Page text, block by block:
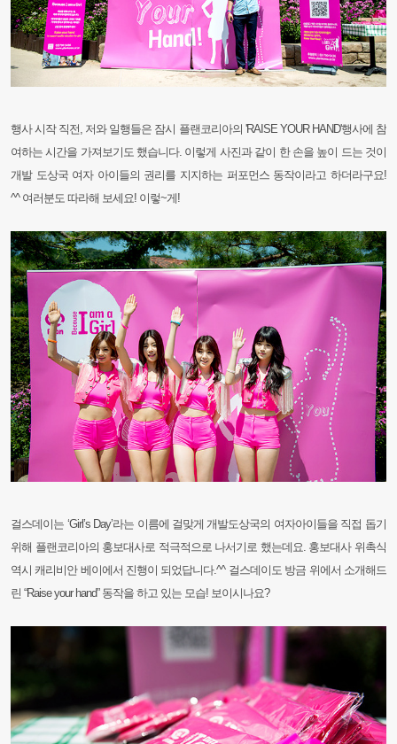
행사 시작 직전, 저와 일행들은 잠시 플랜코리아의 'RAISE YOUR HAND'행사에 참
여하는 시간을 가져보기도 했습니다. 이렇게 사진과 같이 한 손을 높이 드는 것이
개발 도상국 여자 아이들의 권리를 지지하는 퍼포먼스 동작이라고 하더라구요!
^^ 여러분도 따라해 보세요! 이렇~게!
걸스데이는 ‘Girl’s Day’라는 이름에 걸맞게 개발도상국의 여자아이들을 직접 돕기
위해 플랜코리아의 홍보대사로 적극적으로 나서기로 했는데요. 홍보대사 위촉식
역시 캐리비안 베이에서 진행이 되었답니다.^^ 걸스데이도 방금 위에서 소개해드
린 “Raiseyour hand” 동작을 하고 있는 모습! 보이시나요?